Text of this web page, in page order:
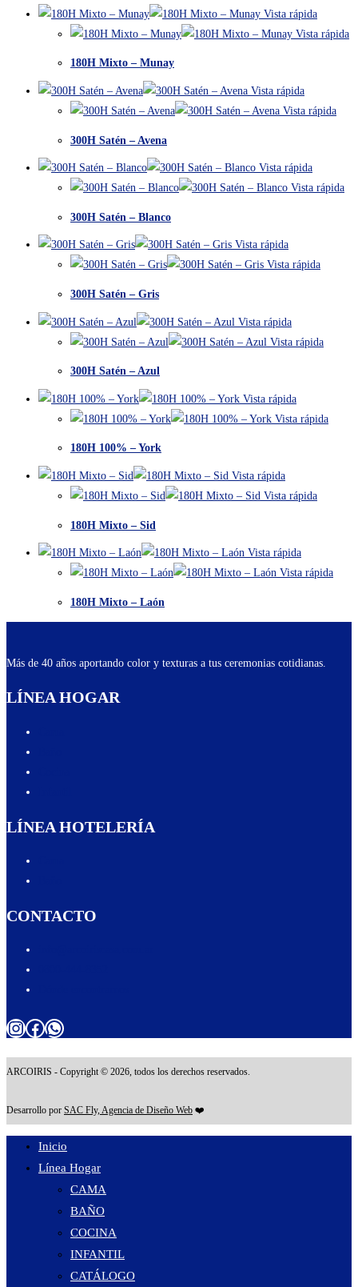
Vista rápida
Vista rápida
180H Mixto – Munay
Vista rápida
Vista rápida
300H Satén – Avena
Vista rápida
Vista rápida
300H Satén – Blanco
Vista rápida
Vista rápida
300H Satén – Gris
Vista rápida
Vista rápida
300H Satén – Azul
Vista rápida
Vista rápida
180H 100% – York
Vista rápida
Vista rápida
180H Mixto – Sid
Vista rápida
Vista rápida
180H Mixto – Laón
Más de 40 años aportando color y texturas a tus ceremonias cotidianas.
LÍNEA HOGAR
LÍNEA HOTELERÍA
CONTACTO
Instagram
Facebook
WhatsApp
Desarrollo por SAC Fly, Agencia de Diseño Web
Inicio
Línea Hogar
CAMA
BAÑO
COCINA
INFANTIL
CATÁLOGO